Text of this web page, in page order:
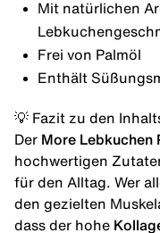
Mit natürlichen
Frei von Palmöl
Enthält
💡 Fazit zu den
Der More Lebkuchen
hochwertigen
für den Alltag. Wer
den gezielten
dass der hohe